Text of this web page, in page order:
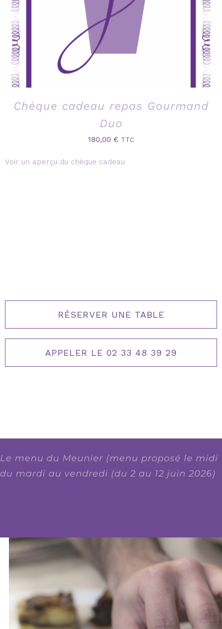
Chèque cadeau repas Gourmand
Duo
180,00 € TTC
Voir un aperçu du chèque cadeau
RÉSERVER UNE TABLE
APPELER LE 02 33 48 39 29
Le menu du Meunier (menu proposé le midi
du mardi au vendredi (du 2 au 12 juin 2026)